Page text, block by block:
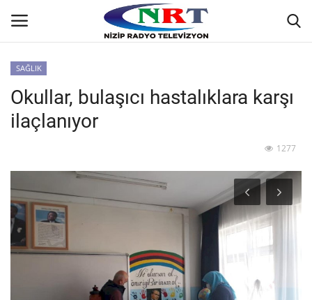
Ana
GÜNDEM
Siyaset
Ekonomi
SAĞLIK
Okullar, bulaşıcı hastalıklara karşı
ilaçlanıyor
1277